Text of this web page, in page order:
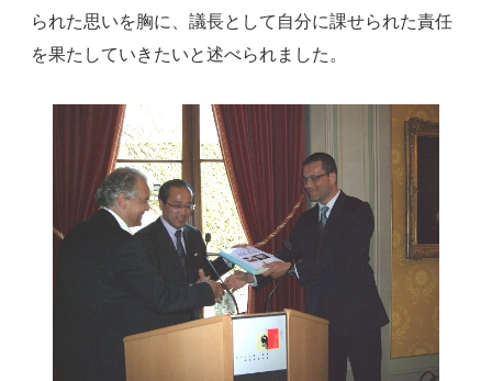
られた思いを胸に、議長として自分に課せられた責任
を果たしていきたいと述べられました。